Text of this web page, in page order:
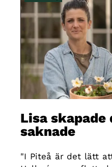
Lisa skapade
saknade
"I Piteå är det lätt